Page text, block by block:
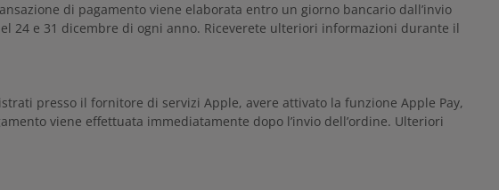
di pagamento viene elaborata entro un giorno bancario dall’invio
24 e 31 dicembre di ogni anno. Riceverete ulteriori informazioni durante il
presso il fornitore di servizi Apple, avere attivato la funzione Apple Pay,
viene effettuata immediatamente dopo l’invio dell’ordine. Ulteriori